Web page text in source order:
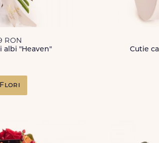
RON
"Heaven"
Flori
Cutie